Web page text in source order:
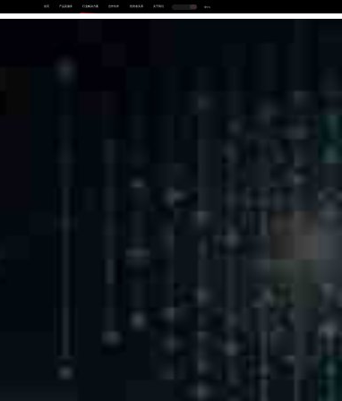
首页 产品及服务 行业解决方案 合作伙伴 投资者关系 关于我们 中EN